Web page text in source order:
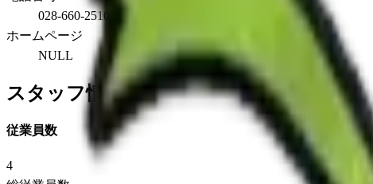
028-660-2510
ホームページ
NULL
スタッフ情報
従業員数
4